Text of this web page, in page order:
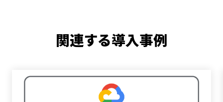
関連する導入事例